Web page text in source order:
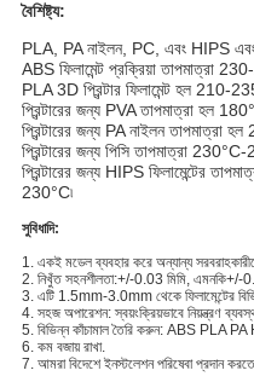
বৈশিষ্ট্য:
PLA, PA নাইলন, PC, এবং HIPS এবং
ABS ফিলামেন্ট প্রক্রিয়া তাপমাত্রা
PLA 3D প্রিন্টার ফিলামেন্ট হল
প্রিন্টারের জন্য PVA তাপমাত্রা হল
প্রিন্টারের জন্য PA নাইলন
প্রিন্টারের জন্য পিসি তাপমাত্রা
প্রিন্টারের জন্য HIPS ফিলামেন্টের
230°C৷
সুবিধাদি:
1. একই মডেল ব্যবহার করে অন্যান্য
2. নিখুঁত সহনশীলতা:+/-0.03 মিমি, এমনকি+/-
3. এটি 1.5mm-3.0mm থেকে ফিলামেন্টের
4. সহজ অপারেশন: স্বয়ংক্রিয়ভাবে নিয়ন্ত্রণ
5. বিভিন্ন কাঁচামাল তৈরি করুন: ABS PLA
6. কম বজায় রাখা.
7. আমরা বিদেশে ইনস্টলেশন পরিষেবা প্রদান